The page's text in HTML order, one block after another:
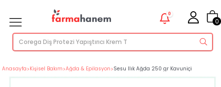
0
0
Anasayfa>Kişisel Bakım>Ağda & Epilasyon>Sesu Ilık Ağda 250 gr Kavuniçi